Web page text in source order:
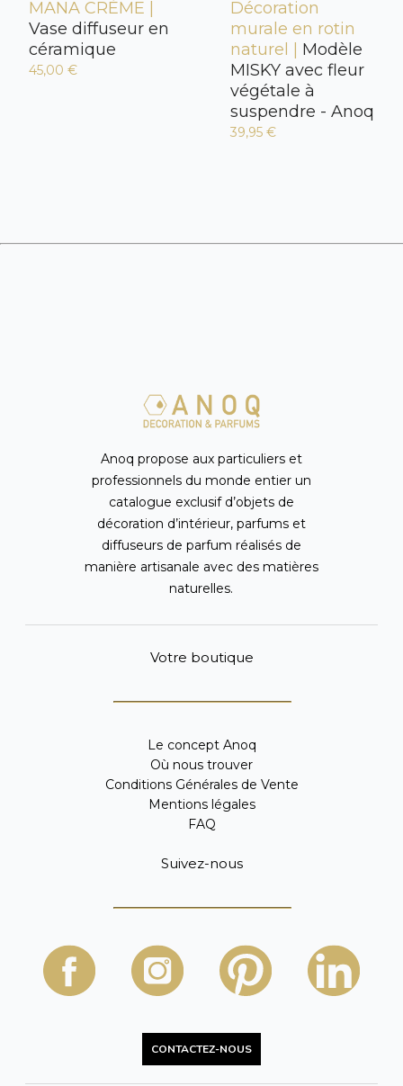
MANA CRÈME |
Vase diffuseur en
céramique
45,00 €
Décoration
murale en rotin
naturel | Modèle
MISKY avec fleur
végétale à
suspendre - Anoq
39,95 €
Anoq propose aux particuliers et
professionnels du monde entier un
catalogue exclusif d’objets de
décoration d’intérieur, parfums et
diffuseurs de parfum réalisés de
manière artisanale avec des matières
naturelles.
Votre boutique
Le concept Anoq
Où nous trouver
Conditions Générales de Vente
Mentions légales
FAQ
Suivez-nous
CONTACTEZ-NOUS